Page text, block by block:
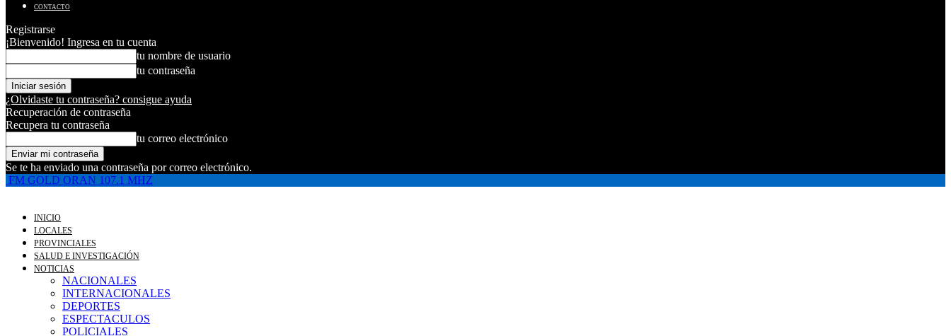
CONTACTO
Registrarse
¡Bienvenido! Ingresa en tu cuenta
tu nombre de usuario
tu contraseña
¿Olvidaste tu contraseña? consigue ayuda
Recuperación de contraseña
Recupera tu contraseña
tu correo electrónico
Se te ha enviado una contraseña por correo electrónico.
FM GOLD ORAN 107.1 MHZ
INICIO
LOCALES
PROVINCIALES
SALUD E INVESTIGACIÓN
NOTICIAS
NACIONALES
INTERNACIONALES
DEPORTES
ESPECTACULOS
POLICIALES